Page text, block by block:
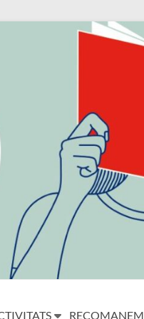
RECOMANEM